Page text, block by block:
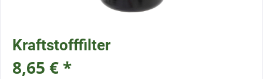
Kraftstofffilter
8,65 € *